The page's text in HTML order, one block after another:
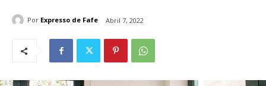
Por Expresso de Fafe Abril 7, 2022